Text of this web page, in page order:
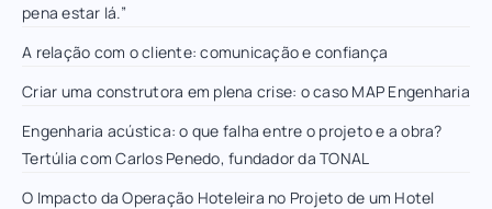
pena estar lá.”
A relação com o cliente: comunicação e confiança
Criar uma construtora em plena crise: o caso MAP Engenharia
Engenharia acústica: o que falha entre o projeto e a obra?
Tertúlia com Carlos Penedo, fundador da TONAL
O Impacto da Operação Hoteleira no Projeto de um Hotel